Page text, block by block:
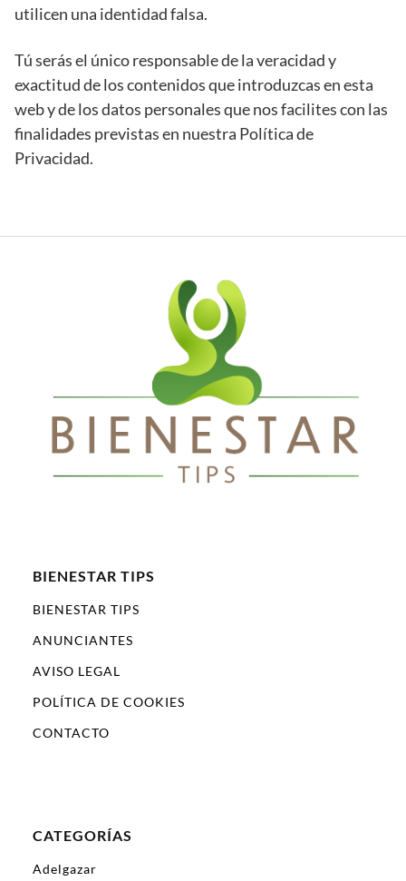
utilicen una identidad falsa.
Tú serás el único responsable de la veracidad y
exactitud de los contenidos que introduzcas en esta
web y de los datos personales que nos facilites con las
finalidades previstas en nuestra Política de
Privacidad.
BIENESTAR TIPS
BIENESTAR TIPS
ANUNCIANTES
AVISO LEGAL
POLÍTICA DE COOKIES
CONTACTO
CATEGORÍAS
Adelgazar